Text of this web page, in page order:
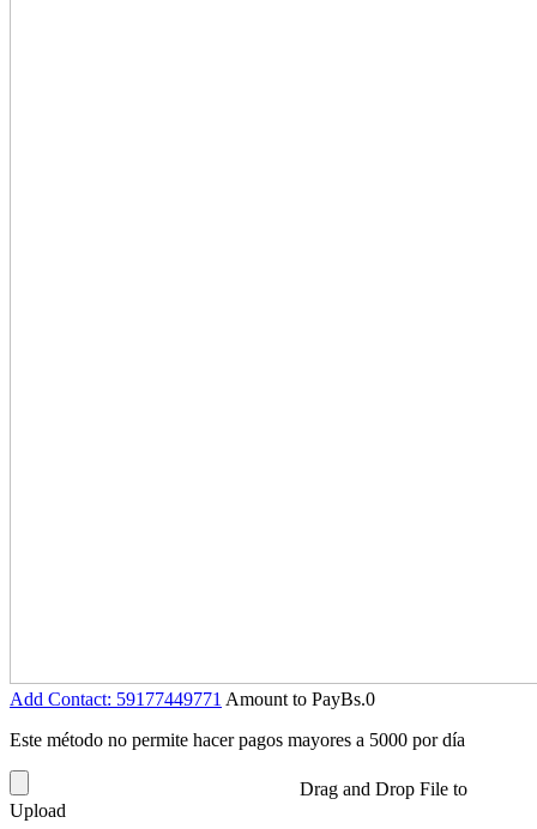
Add Contact: 59177449771 Amount to PayBs.0
Este método no permite hacer pagos mayores a 5000 por día
Drag and Drop File to
Upload